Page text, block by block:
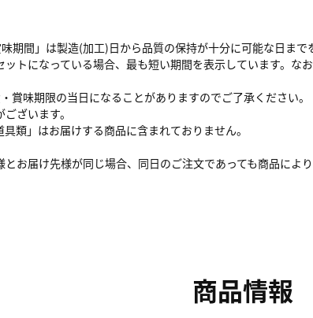
間」は製造(加工)日から品質の保持が十分に可能な日まで
トになっている場合、最も短い期間を表示しています。な
味期限の当日になることがありますのでご了承ください。
ざいます。
類」はお届けする商品に含まれておりません。
お届け先様が同じ場合、同日のご注文であっても商品によ
商品情報